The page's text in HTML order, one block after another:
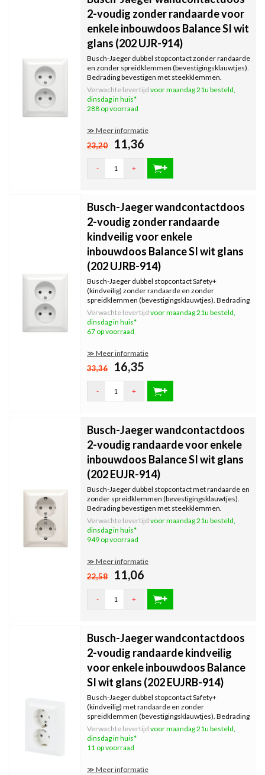
2-voudig zonder randaarde voor
enkele inbouwdoos Balance SI wit
glans (202 UJR-914)
Busch-Jaeger dubbel stopcontact zonder randaarde
en zonder spreidklemmen (bevestigingsklauwtjes).
Bedrading bevestigen met steekklemmen.
Geschikt voor standaard enkele inbouwdozen.
Serie: Balance SI, kleur: wit glans.
Verwachte levertijd voor maandag 21u besteld,
dinsdag in huis*
288 op voorraad
≫ Meer informatie
23,20 11,36
- +
Busch-Jaeger wandcontactdoos
2-voudig zonder randaarde
kindveilig voor enkele
inbouwdoos Balance SI wit glans
(202 UJRB-914)
Busch-Jaeger dubbel stopcontact Safety+
(kindveilig) zonder randaarde en zonder
spreidklemmen (bevestigingsklauwtjes). Bedrading
bevestigen met steekklemmen. Geschikt voor
standaard enkele inbouwdozen. Serie: Balance SI,
kleur: wit glans.
Verwachte levertijd voor maandag 21u besteld,
dinsdag in huis*
67 op voorraad
≫ Meer informatie
33,36 16,35
- +
Busch-Jaeger wandcontactdoos
2-voudig randaarde voor enkele
inbouwdoos Balance SI wit glans
(202 EUJR-914)
Busch-Jaeger dubbel stopcontact met randaarde en
zonder spreidklemmen (bevestigingsklauwtjes).
Bedrading bevestigen met steekklemmen.
Geschikt voor standaard enkele inbouwdozen.
Serie: Balance SI, kleur: wit glans.
Verwachte levertijd voor maandag 21u besteld,
dinsdag in huis*
949 op voorraad
≫ Meer informatie
22,58 11,06
- +
Busch-Jaeger wandcontactdoos
2-voudig randaarde kindveilig
voor enkele inbouwdoos Balance
SI wit glans (202 EUJRB-914)
Busch-Jaeger dubbel stopcontact Safety+
(kindveilig) met randaarde en zonder
spreidklemmen (bevestigingsklauwtjes). Bedrading
bevestigen met steekklemmen. Geschikt voor
standaard enkele inbouwdozen. Serie: Balance SI,
kleur: wit glans.
Verwachte levertijd voor maandag 21u besteld,
dinsdag in huis*
11 op voorraad
≫ Meer informatie